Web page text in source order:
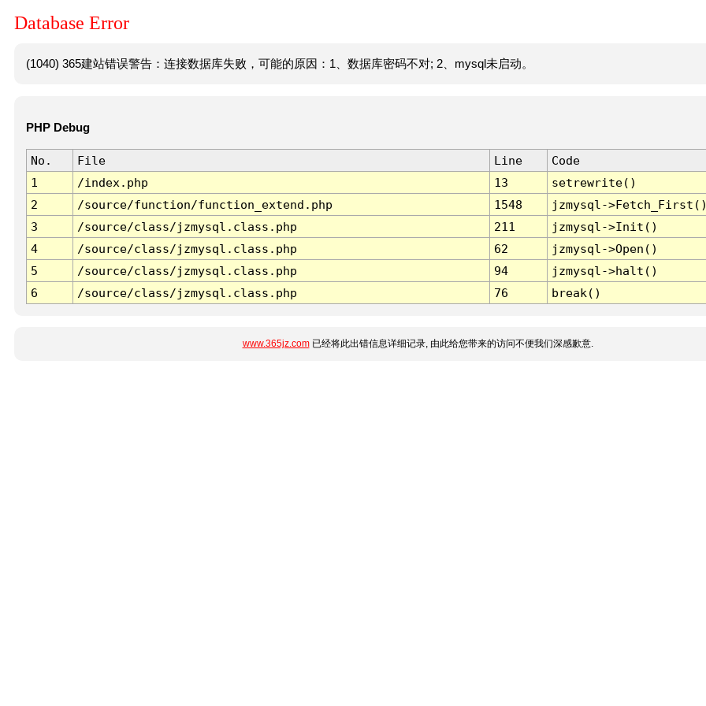
Database Error
(1040) 365建站错误警告：连接数据库失败，可能的原因：1、数据库密码不对; 2、mysql未启动。
PHP Debug
No. File Line
Code
1
/index.php 13
setrewrite()
2
/source/function/function_extend.php 1548
jzmysql-
3
/source/class/jzmysql.class.php 211
jzmysql->Init()
4
/source/class/jzmysql.class.php 62
jzmysql->Open()
5
/source/class/jzmysql.class.php 94
jzmysql->halt()
6
/source/class/jzmysql.class.php 76 break()
www.365jz.com已经将此出错信息详细记录, 由此给您带来的访问不便我们深感歉意.